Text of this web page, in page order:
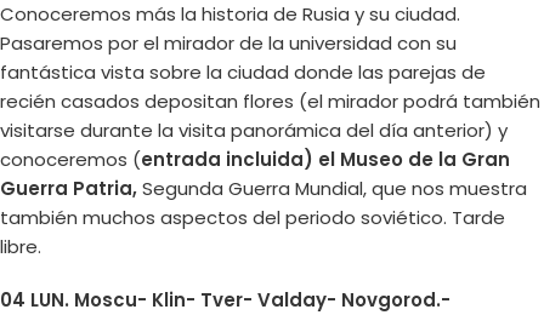
Conoceremos más la historia de Rusia y su ciudad.
Pasaremos por el mirador de la universidad con su
fantástica vista sobre la ciudad donde las parejas de
recién casados depositan flores (el mirador podrá también
visitarse durante la visita panorámica del día anterior) y
conoceremos (entrada incluida) el Museo de la Gran
Guerra Patria,Segunda Guerra Mundial, que nos muestra
también muchos aspectos del periodo soviético. Tarde
libre.
04 LUN. Moscu- Klin- Tver- Valday- Novgorod.-